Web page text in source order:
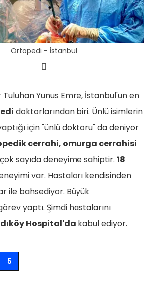
Ortopedi - İstanbul
Yunus Emre, İstanbul'un en
doktorlarından biri. Ünlü isimlerin
için "ünlü doktoru" da deniyor
cerrahi, omurga cerrahisi
sayıda deneyime sahiptir.18
var. Hastaları kendisinden
ile bahsediyor. Büyük
yaptı. Şimdi hastalarını
Hospital'da kabul ediyor.
5(current)